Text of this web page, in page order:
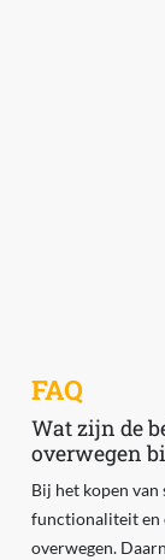
FAQ
Wat zijn de
overwegen
Bij het kopen van
functionaliteit en
overwegen.